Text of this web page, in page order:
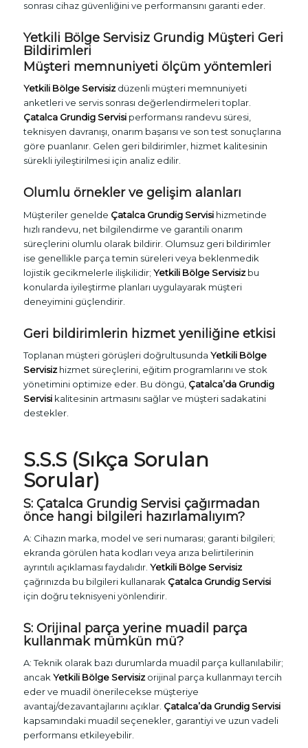
sonrası cihaz güvenliğini ve performansını garanti eder.
Yetkili Bölge Servisiz Grundig Müşteri Geri
Bildirimleri
Müşteri memnuniyeti ölçüm yöntemleri
Yetkili Bölge Servisizdüzenli müşteri memnuniyeti
anketleri ve servis sonrası değerlendirmeleri toplar.
Çatalca Grundig Servisiperformansı randevu süresi,
teknisyen davranışı, onarım başarısı ve son test sonuçlarına
göre puanlanır. Gelen geri bildirimler, hizmet kalitesinin
sürekli iyileştirilmesi için analiz edilir.
Olumlu örnekler ve gelişim alanları
Müşteriler genelde Çatalca Grundig Servisihizmetinde
hızlı randevu, net bilgilendirme ve garantili onarım
süreçlerini olumlu olarak bildirir. Olumsuz geri bildirimler
ise genellikle parça temin süreleri veya beklenmedik
lojistik gecikmelerle ilişkilidir; Yetkili Bölge Servisizbu
konularda iyileştirme planları uygulayarak müşteri
deneyimini güçlendirir.
Geri bildirimlerin hizmet yeniliğine etkisi
Toplanan müşteri görüşleri doğrultusunda Yetkili Bölge
Servisizhizmet süreçlerini, eğitim programlarını ve stok
yönetimini optimize eder. Bu döngü, Çatalca’da Grundig
Servisikalitesinin artmasını sağlar ve müşteri sadakatini
destekler.
S.S.S (Sıkça Sorulan
Sorular)
S: Çatalca Grundig Servisi çağırmadan
önce hangi bilgileri hazırlamalıyım?
A: Cihazın marka, model ve seri numarası; garanti bilgileri;
ekranda görülen hata kodları veya arıza belirtilerinin
ayrıntılı açıklaması faydalıdır. Yetkili Bölge Servisiz
çağrınızda bu bilgileri kullanarak Çatalca Grundig Servisi
için doğru teknisyeni yönlendirir.
S: Orijinal parça yerine muadil parça
kullanmak mümkün mü?
A: Teknik olarak bazı durumlarda muadil parça kullanılabilir;
ancak Yetkili Bölge Servisizorijinal parça kullanmayı tercih
eder ve muadil önerilecekse müşteriye
avantaj/dezavantajlarını açıklar. Çatalca’da Grundig Servisi
kapsamındaki muadil seçenekler, garantiyi ve uzun vadeli
performansı etkileyebilir.